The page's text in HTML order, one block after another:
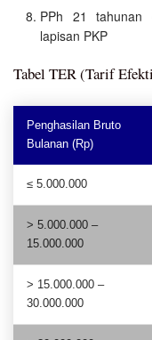
PPh 21 tahunan
lapisan PKP
Tabel TER (Tarif
Penghasilan Bruto
Bulanan (Rp)
≤ 5.000.000
> 5.000.000 –
15.000.000
> 15.000.000 –
30.000.000